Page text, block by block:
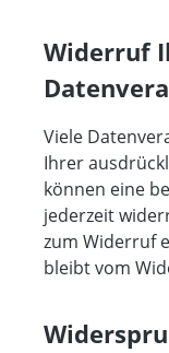
Widerruf
Viele
Ihrer
können eine
jederzeit
zum Widerruf
bleibt vom